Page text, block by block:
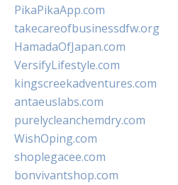
PikaPikaApp.com
takecareofbusinessdfw.org
HamadaOfJapan.com
VersifyLifestyle.com
kingscreekadventures.com
antaeuslabs.com
purelycleanchemdry.com
WishOping.com
shoplegacee.com
bonvivantshop.com